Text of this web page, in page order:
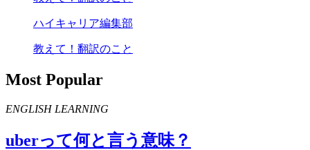
ハイキャリア編集部
教えて！翻訳のこと
Most Popular
ENGLISH LEARNING
uberって何と言う意味？